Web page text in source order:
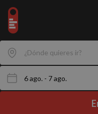
¿Dónde quieres ir?